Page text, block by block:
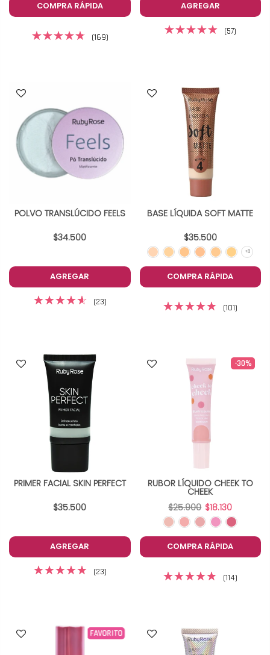
COMPRA RÁPIDA
(169)
AGREGAR
(57)
POLVO TRANSLÚCIDO FEELS
$34.500
AGREGAR
(23)
BASE LÍQUIDA SOFT MATTE
$35.500
COMPRA RÁPIDA
(101)
PRIMER FACIAL SKIN PERFECT
$35.500
AGREGAR
(23)
-30%
RUBOR LÍQUIDO CHEEK TO
CHEEK
$25.900 $18.130
COMPRA RÁPIDA
(114)
FAVORITO